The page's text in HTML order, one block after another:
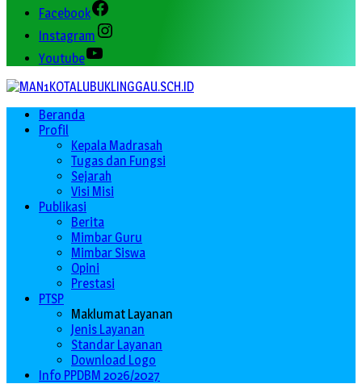
Facebook
Instagram
Youtube
Beranda
Profil
Kepala Madrasah
Tugas dan Fungsi
Sejarah
Visi Misi
Publikasi
Berita
Mimbar Guru
Mimbar Siswa
Opini
Prestasi
PTSP
Maklumat Layanan
Jenis Layanan
Standar Layanan
Download Logo
Info PPDBM 2026/2027